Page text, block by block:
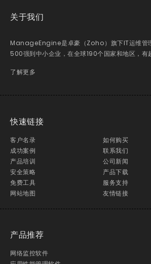
关于我们
ManageEngine是卓豪（Zoho）旗下IT运维管
500强到中小企业，在全球190个国家和地区，有
了解更多
快速链接
客户名录
成功案例
产品培训
安全策略
免费工具
网站地图
如何购买
联系我们
公司新闻
产品下载
服务支持
友情链接
产品推荐
网络监控软件